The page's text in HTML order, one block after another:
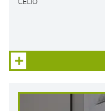
CELIO